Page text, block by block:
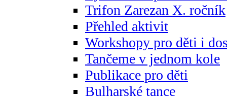
Trifon Zarezan X. ročník
Přehled aktivit
Workshopy pro děti i
Tančeme v jednom kole
Publikace pro děti
Bulharské tance